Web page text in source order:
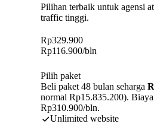
Pilihan terbaik untuk agensi
traffic tinggi.
Rp329.900
Rp116.900/bln
Pilih paket
Beli paket 48 bulan seharga
normal Rp15.835.200).
Rp310.900/bln.
Unlimited website